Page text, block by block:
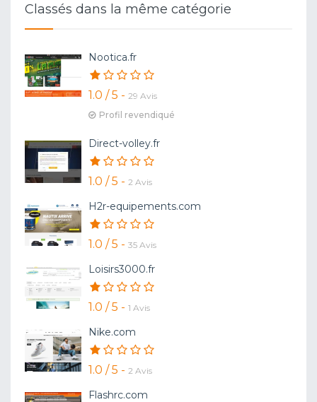
Classés dans la même catégorie
Nootica.fr
1.0 / 5 - 29 Avis
Profil revendiqué
Direct-volley.fr
1.0 / 5 - 2 Avis
H2r-equipements.com
1.0 / 5 - 35 Avis
Loisirs3000.fr
1.0 / 5 - 1 Avis
Nike.com
1.0 / 5 - 2 Avis
Flashrc.com